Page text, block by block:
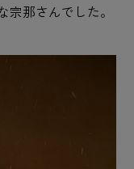
那さんでした。